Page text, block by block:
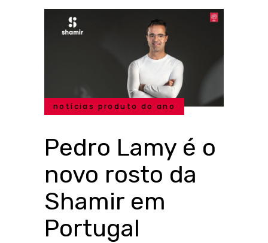
notícias produto do ano
Pedro Lamy é o
novo rosto da
Shamir em
Portugal